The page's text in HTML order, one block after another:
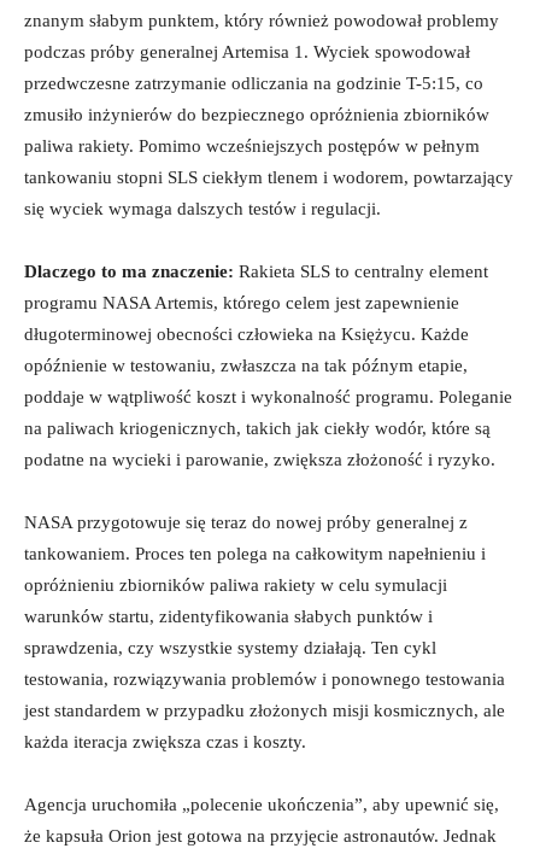
znanym słabym punktem, który również powodował problemy
podczas próby generalnej Artemisa 1. Wyciek spowodował
przedwczesne zatrzymanie odliczania na godzinie T-5:15, co
zmusiło inżynierów do bezpiecznego opróżnienia zbiorników
paliwa rakiety. Pomimo wcześniejszych postępów w pełnym
tankowaniu stopni SLS ciekłym tlenem i wodorem, powtarzający
się wyciek wymaga dalszych testów i regulacji.
Dlaczego to ma znaczenie: Rakieta SLS to centralny element
programu NASA Artemis, którego celem jest zapewnienie
długoterminowej obecności człowieka na Księżycu. Każde
opóźnienie w testowaniu, zwłaszcza na tak późnym etapie,
poddaje w wątpliwość koszt i wykonalność programu. Poleganie
na paliwach kriogenicznych, takich jak ciekły wodór, które są
podatne na wycieki i parowanie, zwiększa złożoność i ryzyko.
NASA przygotowuje się teraz do nowej próby generalnej z
tankowaniem. Proces ten polega na całkowitym napełnieniu i
opróżnieniu zbiorników paliwa rakiety w celu symulacji
warunków startu, zidentyfikowania słabych punktów i
sprawdzenia, czy wszystkie systemy działają. Ten cykl
testowania, rozwiązywania problemów i ponownego testowania
jest standardem w przypadku złożonych misji kosmicznych, ale
każda iteracja zwiększa czas i koszty.
Agencja uruchomiła „polecenie ukończenia”, aby upewnić się,
że kapsuła Orion jest gotowa na przyjęcie astronautów. Jednak